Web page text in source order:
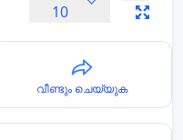
10
വീണ്ടും ചെയ്യുക